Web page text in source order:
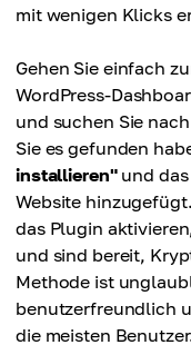
mit wenigen Klicks
Gehen Sie einfach
WordPress-
und suchen Sie
Sie es gefunden
installieren"und das
Website
das Plugin
und sind bereit,
Methode ist
benutzerfreundlich
die meisten